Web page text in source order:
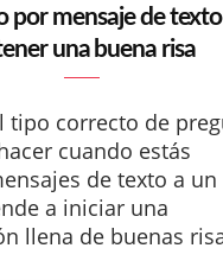
por mensaje de
una buena risa
tipo correcto de
cuando estás
de texto a un
a iniciar una
llena de buenas